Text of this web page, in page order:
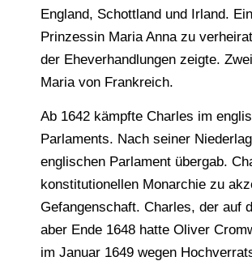
England, Schottland und Irland.
Prinzessin Maria Anna zu
der Eheverhandlungen zeigte.
Maria von Frankreich.
Ab 1642 kämpfte Charles im
Parlaments. Nach seiner
englischen Parlament übergab.
konstitutionellen Monarchie zu
Gefangenschaft. Charles, der auf
aber Ende 1648 hatte Oliver
im Januar 1649 wegen